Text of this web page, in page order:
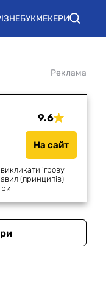
БУКМЕКЕРИ
Реклама
9.6
На сайт
ігрову
(принципів)